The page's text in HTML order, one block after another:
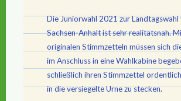
Die Juniorwahl 2021 zur Landtagswahl
Sachsen-Anhalt ist sehr realitätsnah.
originalen Stimmzetteln müssen sich
im Anschluss in eine Wahlkabine
schließlich ihren Stimmzettel
in die versiegelte Urne zu stecken.